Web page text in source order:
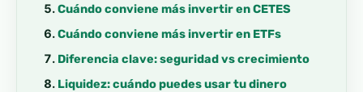
Cuándo conviene más invertir en CETES
Cuándo conviene más invertir en ETFs
Diferencia clave: seguridad vs crecimiento
Liquidez: cuándo puedes usar tu dinero